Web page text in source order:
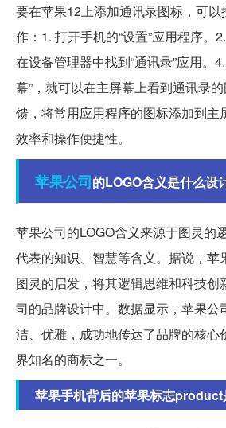
要在苹果12上添加通讯录图标，可
作：1. 打开手机的“设置”应用程序。
在设备管理器中找到“通讯录”应用。
幕”，就可以在主屏幕上看到通讯录
馈，将常用应用程序的图标添加到主
效率和操作便捷性。
苹果公司的LOGO含义是什么设
苹果公司的LOGO含义来源于图灵的
代表的知识、智慧等含义。据说，苹
图灵的启发，将其逻辑思维和科技创
司的品牌设计中。数据显示，苹果公
洁、优雅，成功地传达了品牌的核心
界知名的商标之一。
苹果手机背后的苹果标志product